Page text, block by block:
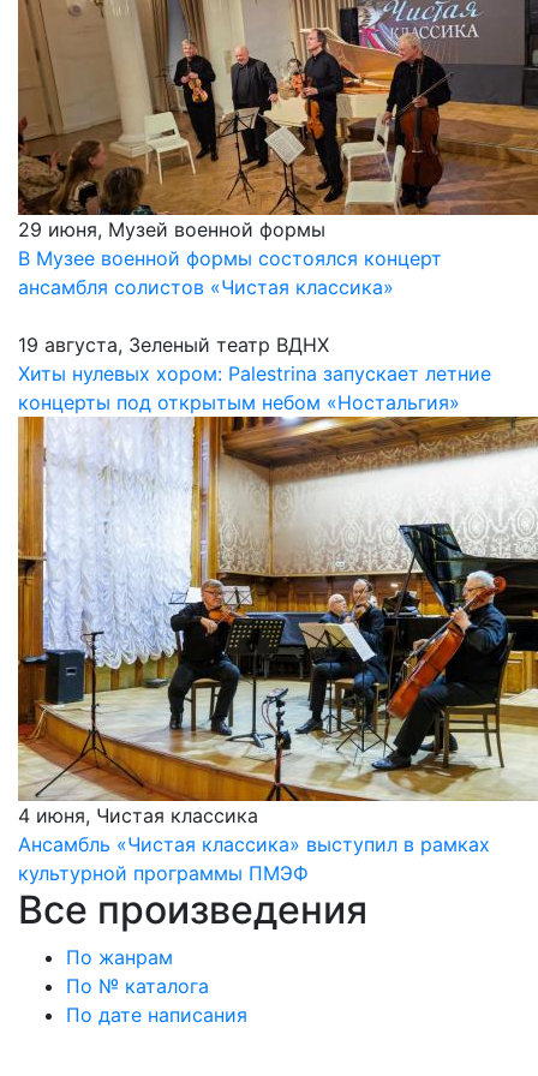
29 июня, Музей военной формы
В Музее военной формы состоялся концерт
ансамбля солистов «Чистая классика»
19 августа, Зеленый театр ВДНХ
Хиты нулевых хором: Palestrina запускает летние
концерты под открытым небом «Ностальгия»
4 июня, Чистая классика
Ансамбль «Чистая классика» выступил в рамках
культурной программы ПМЭФ
Все произведения
По жанрам
По № каталога
По дате написания